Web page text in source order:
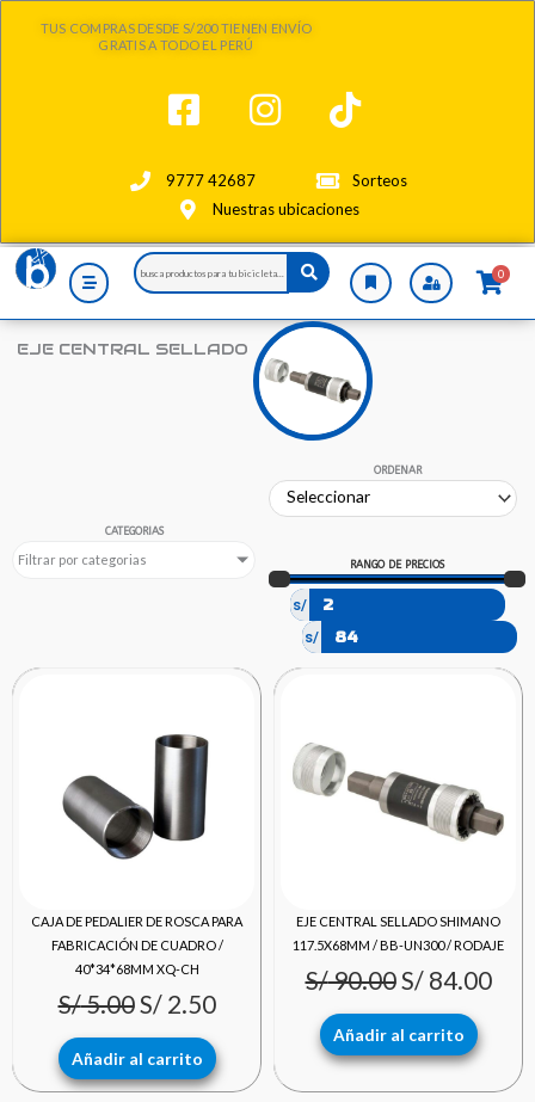
TUS COMPRAS DESDE S/200 TIENEN ENVÍO
GRATIS A TODO EL PERÚ
9777 42687
Sorteos
Nuestras ubicaciones
Search
...
0
EJE CENTRAL SELLADO
CATEGORIAS
Filtrar por categorias
ORDENAR
RANGO DE PRECIOS
s/
s/
CAJA DE PEDALIER DE ROSCA PARA
FABRICACIÓN DE CUADRO /
40*34*68MM XQ-CH
S/5.00
precio
original
era:
S/2.50
Añadir al carrito
EJE CENTRAL SELLADO SHIMANO
117.5X68MM / BB-UN300 / RODAJE
S/90.00
original
era:
S/84.00
es:
Añadir al carrito